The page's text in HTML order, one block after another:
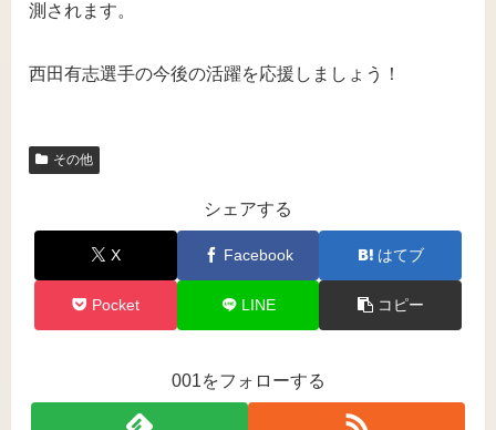
測されます。
西田有志選手の今後の活躍を応援しましょう！
その他
シェアする
X Facebook はてブ
Pocket LINE コピー
001をフォローする